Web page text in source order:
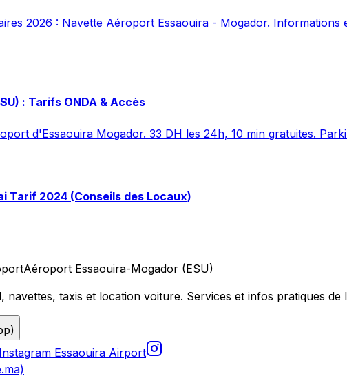
2026 : Navette Aéroport Essaouira - Mogador.
: Tarifs ONDA & Accès
d'Essaouira Mogador. 33 DH les 24h, 10 min gratuites.
Tarif 2024 (Conseils des Locaux)
Aéroport Essaouira-Mogador (ESU)
navettes, taxis et location voiture. Services et infos pratiques
Instagram Essaouira Airport